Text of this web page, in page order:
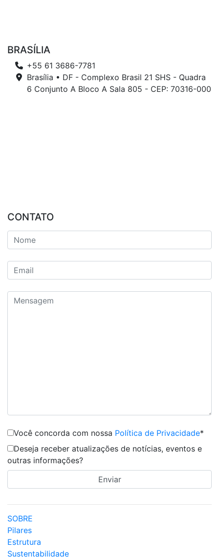
BRASÍLIA
+55 61 3686-7781
Brasília • DF - Complexo Brasil 21 SHS - Quadra
6 Conjunto A Bloco A Sala 805 - CEP: 70316-000
CONTATO
Você concorda com nossa Política de Privacidade*
Deseja receber atualizações de notícias, eventos e
outras informações?
SOBRE
Pilares
Estrutura
Sustentabilidade